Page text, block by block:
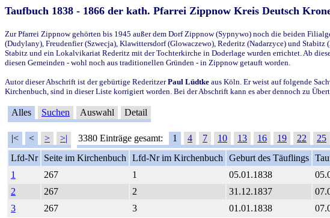
Taufbuch 1838 - 1866 der kath. Pfarrei Zippnow Kreis Deutsch
Zur Pfarrei Zippnow gehörten bis 1945 außer dem Dorf Zippnow (Sypnywo) noch die beiden
(Dudylany), Freudenfier (Szwecja), Klawittersdorf (Glowaczewo), Rederitz (Nadarzyce) und
Stabitz und ein Lokalvikariat Rederitz mit der Tochterkirche in Doderlage wurden errichtet. Ab
diesen Gemeinden - wohl noch aus traditionellen Gründen - in Zippnow getauft worden.
Autor dieser Abschrift ist der gebürtige RederitzerPaul Lüdtke aus Köln. Er weist auf folgende
Kirchenbuch, sind in dieser Liste korrigiert worden. Bei der Abschrift kann es aber dennoch zu
Alles Suchen Auswahl Detail
|< < > >| 3380 Einträge gesamt: 1 4 7 10 13 16 19 22 25
Lfd-Nr
Seite im Kirchenbuch Lfd-Nr im Kirchenbuch Geburt des Täuflings
1
267 1 05.01.1838
2
267 2 31.12.1837
3
267 3 01.01.1838